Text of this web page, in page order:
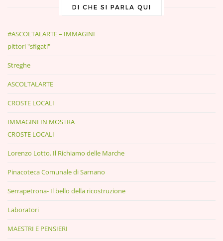
DI CHE SI PARLA QUI
#ASCOLTALARTE – IMMAGINI
pittori "sfigati"
Streghe
ASCOLTALARTE
CROSTE LOCALI
IMMAGINI IN MOSTRA
CROSTE LOCALI
Lorenzo Lotto. Il Richiamo delle Marche
Pinacoteca Comunale di Sarnano
Serrapetrona- Il bello della ricostruzione
Laboratori
MAESTRI E PENSIERI